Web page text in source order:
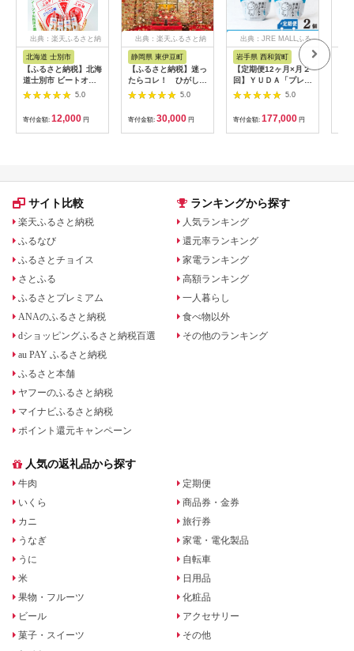
出典：楽天ふるさと納
北海道 士別市
【ふるさと納税】北海
道士別市 ビートオリ
ゴ糖・砂糖セット (計
3種) 調味料 甘味料 砂
糖 上白糖 グラニュー
糖 ビートオリゴ糖 オ
リゴ糖 ビート 料理 お
5.0
寄付金額: 12,000 円
出典：楽天ふるさと納
静岡県 東伊豆町
【ふるさと納税】迷っ
たらコレ！ ひがしい
ず 満喫 宿泊 補助
券 （9千円分）
C001／静岡県 東伊
豆町
5.0
寄付金額: 30,000 円
出典：JRE MALLふる
さと納税
岩手県 西和賀町
【定期便12ヶ月×月２
回】ＹＵＤＡ「プレミ
アム湯田ヨーグルト」
プレーン ２個
5.0
寄付金額: 177,000 円
サイト比較
楽天ふるさと納税
ふるなび
ふるさとチョイス
さとふる
ふるさとプレミアム
ANAのふるさと納税
dショッピングふるさと納税百選
au PAY ふるさと納税
ふるさと本舗
ヤフーのふるさと納税
マイナビふるさと納税
ポイント還元キャンペーン
ランキングから探す
人気ランキング
還元率ランキング
家電ランキング
高額ランキング
一人暮らし
食べ物以外
その他のランキング
人気の返礼品から探す
牛肉
いくら
カニ
うなぎ
うに
米
果物・フルーツ
ビール
菓子・スイーツ
定期便
商品券・金券
旅行券
家電・電化製品
自転車
日用品
化粧品
アクセサリー
その他